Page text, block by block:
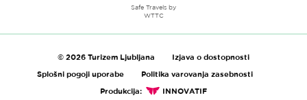
Safe Travels by
WTTC
© 2026 Turizem Ljubljana
Izjava o dostopnosti
Splošni pogoji uporabe
Politika varovanja zasebnosti
Produkcija:
INNOVATIF